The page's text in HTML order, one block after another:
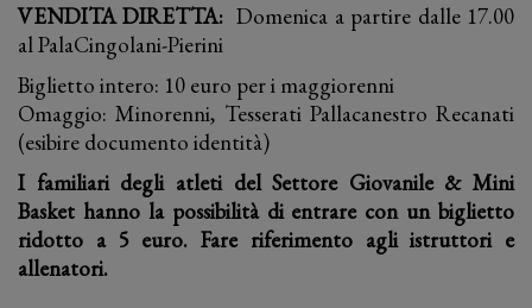
VENDITA DIRETTA: Domenica a partire dalle 17.00
al PalaCingolani-Pierini
Biglietto intero: 10 euro per i maggiorenni
Omaggio: Minorenni, Tesserati Pallacanestro Recanati
(esibire documento identità)
I familiari degli atleti del Settore Giovanile & Mini
Basket hanno la possibilità di entrare con un biglietto
ridotto a 5 euro. Fare riferimento agli istruttori e
allenatori.